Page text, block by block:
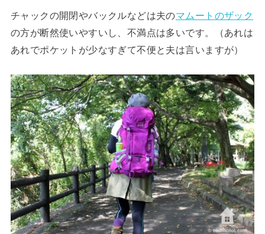
チャックの開閉やバックルなどは夫のマムートのザック
の方が断然使いやすいし、不満点は多いです。（あれは
あれでポケットが少なすぎて不便と夫は言いますが）